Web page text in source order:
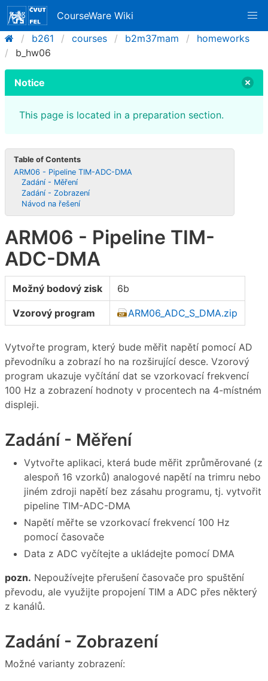
CourseWare Wiki
b261
courses b2m37mam
homeworks
b_hw06
Notice
This page is located in a preparation section.
Table of Contents
ARM06 - Pipeline TIM-ADC-DMA
Zadání - Měření
Zadání - Zobrazení
Návod na řešení
ARM06 - Pipeline TIM-
ADC-DMA
Možný bodový zisk 6b
Vzorový program ARM06_ADC_S_DMA.zip
Vytvořte program, který bude měřit napětí pomocí AD
převodníku a zobrazí ho na rozširující desce. Vzorový
program ukazuje vyčítání dat se vzorkovací frekvencí
100 Hz a zobrazení hodnoty v procentech na 4-místném
displeji.
Zadání - Měření
Vytvořte aplikaci, která bude měřit zprůměrované (z
alespoň 16 vzorků) analogové napětí na trimru nebo
jiném zdroji napětí bez zásahu programu, tj. vytvořit
pipeline TIM-ADC-DMA
Napětí měřte se vzorkovací frekvencí 100 Hz
pomocí časovače
Data z ADC vyčítejte a ukládejte pomocí DMA
pozn. Nepoužívejte přerušení časovače pro spuštění
převodu, ale využijte propojení TIM a ADC přes některý
z kanálů.
Zadání - Zobrazení
Možné varianty zobrazení: